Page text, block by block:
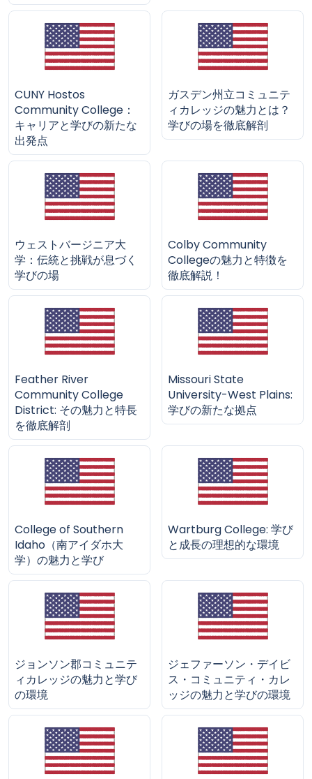
CUNY Hostos
Community College：
キャリアと学びの新たな
出発点
ガスデン州立コミュニテ
ィカレッジの魅力とは？
学びの場を徹底解剖
ウェストバージニア大
学：伝統と挑戦が息づく
学びの場
Colby Community
Collegeの魅力と特徴を
徹底解説！
Feather River
Community College
District: その魅力と特長
を徹底解剖
Missouri State
University-West Plains:
学びの新たな拠点
College of Southern
Idaho（南アイダホ大
学）の魅力と学び
Wartburg College: 学び
と成長の理想的な環境
ジョンソン郡コミュニテ
ィカレッジの魅力と学び
の環境
ジェファーソン・デイビ
ス・コミュニティ・カレ
ッジの魅力と学びの環境